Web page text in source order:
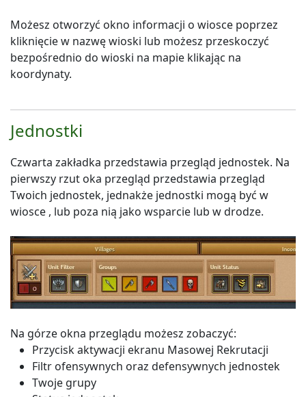
Możesz otworzyć okno informacji o wiosce poprzez
kliknięcie w nazwę wioski lub możesz przeskoczyć
bezpośrednio do wioski na mapie klikając na
koordynaty.
Jednostki
Czwarta zakładka przedstawia przegląd jednostek. Na
pierwszy rzut oka przegląd przedstawia przegląd
Twoich jednostek, jednakże jednostki mogą być w
wiosce , lub poza nią jako wsparcie lub w drodze.
Na górze okna przeglądu możesz zobaczyć:
Przycisk aktywacji ekranu Masowej Rekrutacji
Filtr ofensywnych oraz defensywnych jednostek
Twoje grupy